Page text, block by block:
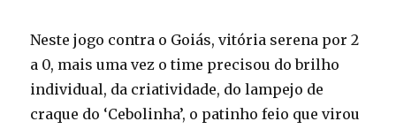
Neste jogo contra o Goiás, vitória serena por 2
a 0, mais uma vez o time precisou do brilho
individual, da criatividade, do lampejo de
craque do ‘Cebolinha’, o patinho feio que virou